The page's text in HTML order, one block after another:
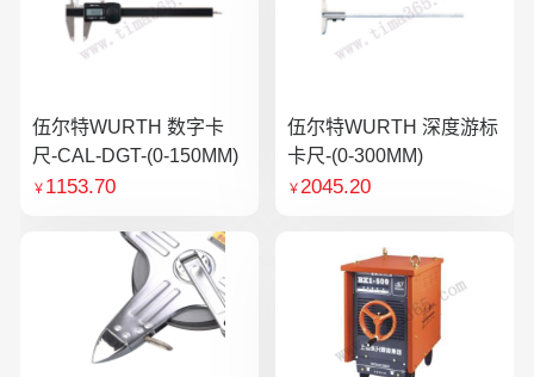
伍尔特WURTH 数字卡
尺-CAL-DGT-(0-150MM)
￥ 1153.70
伍尔特WURTH 深度游标
卡尺-(0-300MM)
￥2045.20